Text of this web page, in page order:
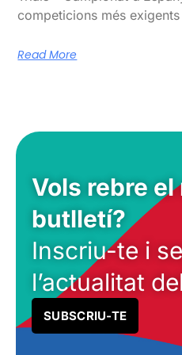
competicions més exigents
Read More
Vols rebre el
butlletí?
Inscriu-te i
l’actualitat
SUBSCRIU-TE